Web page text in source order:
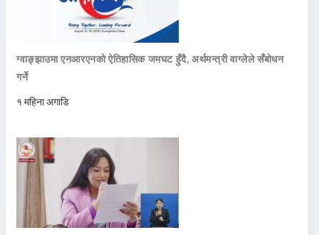
ग्वाङ्झाउमा एनआरएनको ऐतिहासिक जमघट हुँदै, अर्थमन्त्री वाग्लेले सँबोधन
गर्ने
१ महिना अगाडि